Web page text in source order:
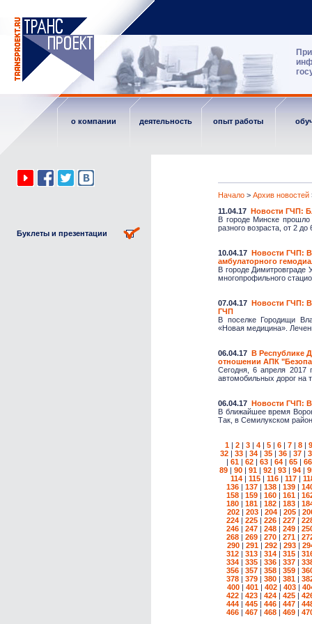
о компании деятельность опыт работы
Буклеты и презентации
Начало > Архив новостей
11.04.17 Новости ГЧП:
В городе Минске прошло
разного возраста, от 2 до
10.04.17 Новости ГЧП:
амбулаторного
В городе Димитровграде
многопрофильного
07.04.17 Новости ГЧП: В
ГЧП
В поселке Городищи
«Новая медицина».
06.04.17 В Республике
отношении АПК
Сегодня, 6 апреля 2017
автомобильных дорог на
06.04.17 Новости ГЧП: В
В ближайшее время
Так, в Семилукском
1 | 2 | 3 | 4 | 5 | 6 | 7 | 8 | 9
32 | 33 | 34 | 35 | 36 | 37 |
| 61 | 62 | 63 | 64 | 65 | 66
89 | 90 | 91 | 92 | 93 | 94 |
114 | 115 | 116 | 117 |
136 | 137 | 138 | 139 |
158 | 159 | 160 | 161 |
180 | 181 | 182 | 183 |
202 | 203 | 204 | 205 |
224 | 225 | 226 | 227 |
246 | 247 | 248 | 249 |
268 | 269 | 270 | 271 |
290 | 291 | 292 | 293 |
312 | 313 | 314 | 315 |
334 | 335 | 336 | 337 |
356 | 357 | 358 | 359 |
378 | 379 | 380 | 381 |
400 | 401 | 402 | 403 |
422 | 423 | 424 | 425 |
444 | 445 | 446 | 447 |
466 | 467 | 468 | 469 |